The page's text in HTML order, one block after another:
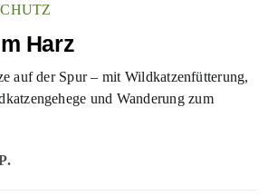
Harz
auf der Spur – mit Wildkatzenfütterung,
und Wanderung zum